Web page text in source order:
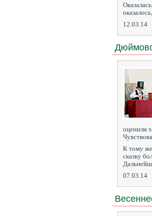
12.03.14
оценили
К тому
сказку
07.03.14